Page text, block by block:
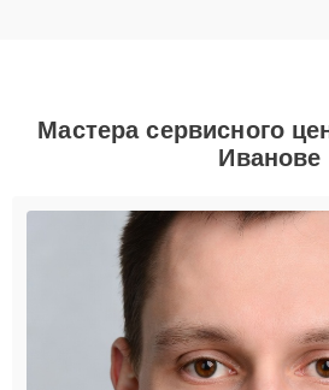
Мастера сервисного
Иванове